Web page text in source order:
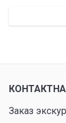
Заказ